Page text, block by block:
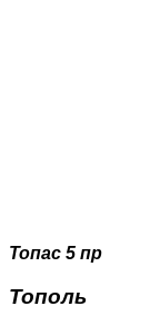
Топас 5 пр
Тополь